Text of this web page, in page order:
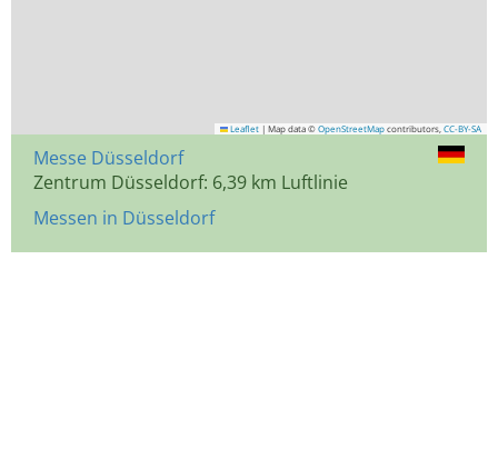
Leaflet | Map data © OpenStreetMap contributors, CC-BY-SA
Messe Düsseldorf
Zentrum Düsseldorf: 6,39 km Luftlinie
Messen in Düsseldorf